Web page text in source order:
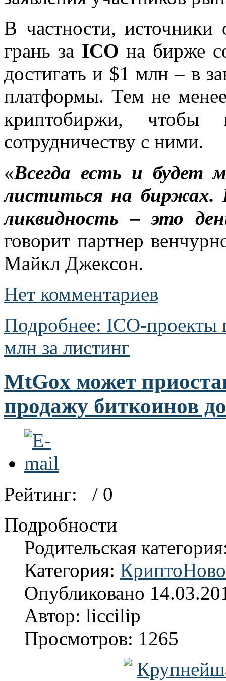
В частности, источники
грань за ICO на бирже
достигать и $1 млн – в
платформы. Тем не
криптобиржи, чтобы
сотрудничеству с ними.
«Всегда есть и будет
листиться на биржах.
ликвидность – это
говорит партнер
Майкл Джексон.
Нет комментариев
Подробнее: ICO-проекты
млн за листинг
MtGox может
продажу биткоинов
Рейтинг:
/ 0
Подробности
Родительская
Категория:
Опубликовано
Автор: liccilip
Просмотров: 1265